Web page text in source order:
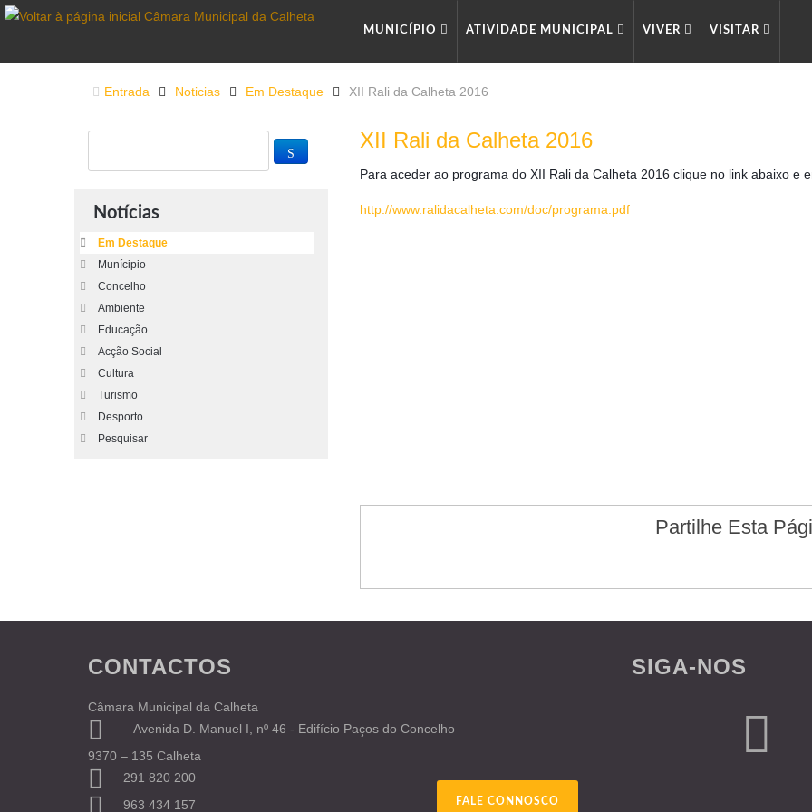
MUNICÍPIO ATIVIDADE MUNICIPAL VIVER VISITAR
Entrada Noticias Em Destaque XII Rali da Calheta 2016
XII Rali da Calheta 2016
Para aceder ao programa do XII Rali da Calheta 2016 clique no link abaixo e
http://www.ralidacalheta.com/doc/programa.pdf
Notícias
Em Destaque
Munícipio
Concelho
Ambiente
Educação
Acção Social
Cultura
Turismo
Desporto
Pesquisar
Partilhe Esta
CONTACTOS
Câmara Municipal da Calheta
Avenida D. Manuel I, nº 46 - Edifício Paços do Concelho
9370 – 135 Calheta
291 820 200
963 434 157
FALE CONNOSCO
SIGA-NOS